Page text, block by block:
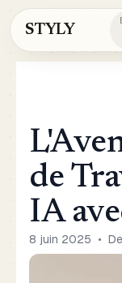
STYLY
de
IA
8 juin 2025 •